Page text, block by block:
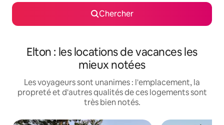
Chercher
Elton : les locations de vacances les
mieux notées
Les voyageurs sont unanimes : l'emplacement, la
propreté et d'autres qualités de ces logements sont
très bien notés.